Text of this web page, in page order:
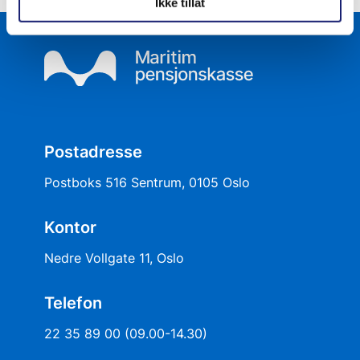
Postadresse
Postboks 516 Sentrum, 0105 Oslo
Kontor
Nedre Vollgate 11, Oslo
Telefon
22 35 89 00 (09.00-14.30)